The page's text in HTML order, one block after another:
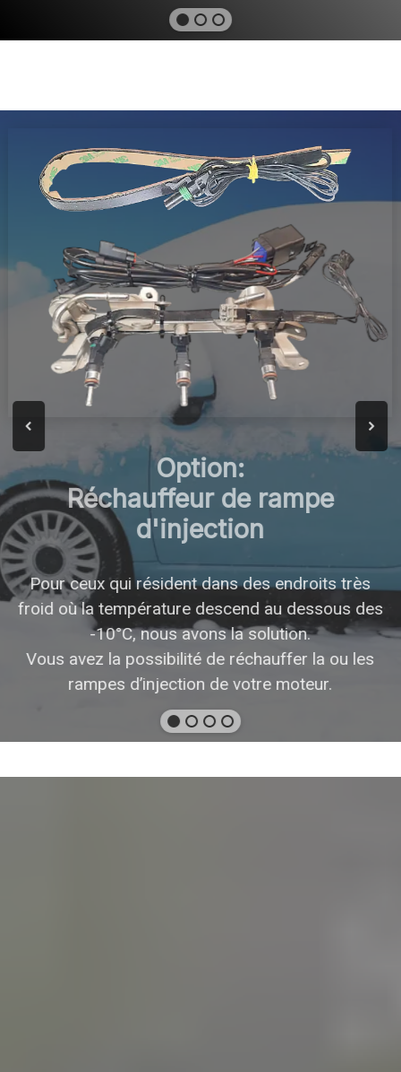
Option:
Réchauffeur de rampe
d'injection
Pour ceux qui résident dans des endroits très
froid où la température descend au dessous des
-10°C, nous avons la solution.
Vous avez la possibilité de réchauffer la ou les
rampes d’injection de votre moteur.